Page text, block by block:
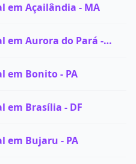
em Açailândia - MA
em Aurora do Pará -
em Bonito - PA
em Brasília - DF
em Bujaru - PA